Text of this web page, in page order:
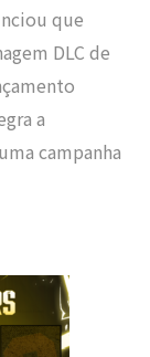
que
DLC de
a
campanha